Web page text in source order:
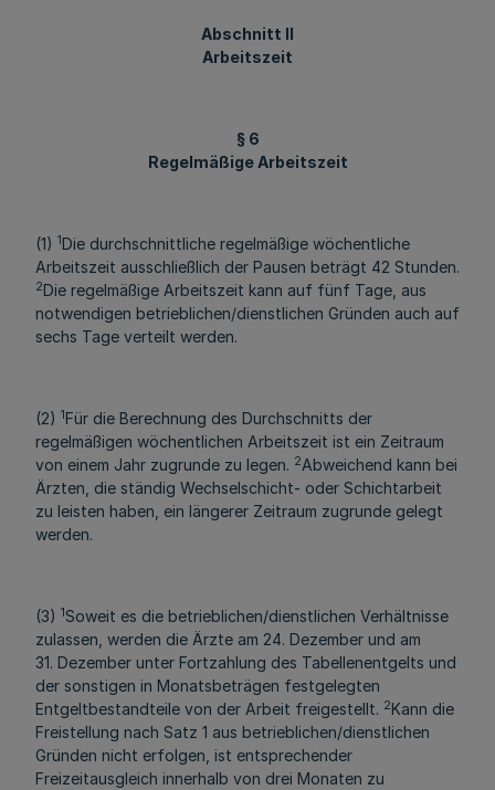
Abschnitt II
Arbeitszeit
§ 6
Regelmäßige Arbeitszeit
(1) 1Die durchschnittliche regelmäßige wöchentliche
Arbeitszeit ausschließlich der Pausen beträgt 42 Stunden.
2Die regelmäßige Arbeitszeit kann auf fünf Tage, aus
notwendigen betrieblichen/dienstlichen Gründen auch auf
sechs Tage verteilt werden.
(2) 1Für die Berechnung des Durchschnitts der
regelmäßigen wöchentlichen Arbeitszeit ist ein Zeitraum
von einem Jahr zugrunde zu legen. 2Abweichend kann bei
Ärzten, die ständig Wechselschicht- oder Schichtarbeit
zu leisten haben, ein längerer Zeitraum zugrunde gelegt
werden.
(3) 1Soweit es die betrieblichen/dienstlichen Verhältnisse
zulassen, werden die Ärzte am 24. Dezember und am
31. Dezember unter Fortzahlung des Tabellenentgelts und
der sonstigen in Monatsbeträgen festgelegten
Entgeltbestandteile von der Arbeit freigestellt. 2Kann die
Freistellung nach Satz 1 aus betrieblichen/dienstlichen
Gründen nicht erfolgen, ist entsprechender
Freizeitausgleich innerhalb von drei Monaten zu